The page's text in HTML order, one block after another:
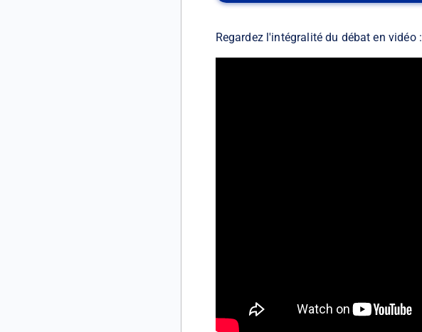
Regardez l'intégralité du débat en vidéo :